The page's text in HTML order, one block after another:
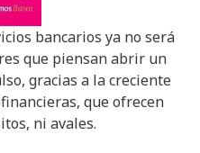
bancarios ya no será
que piensan abrir un
gracias a la creciente
que ofrecen
ni avales.